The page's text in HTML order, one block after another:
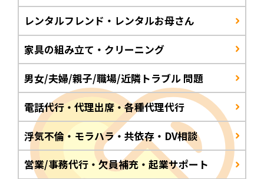
レンタルフレンド・レンタルお母さん
家具の組み立て・クリーニング
男女/夫婦/親子/職場/近隣トラブル 問題
電話代行・代理出席・各種代理代行
浮気不倫・モラハラ・共依存・DV相談
営業/事務代行・欠員補充・起業サポート